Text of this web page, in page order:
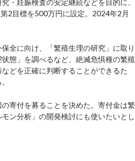
・妊娠検査の安定継続などを目的に、
2目標を500万円に設定。2024年2月
全に向け、「繁殖生理の研究」に取り
態」を調べるなど、絶滅危惧種の繁殖
どを正確に判断することができるた
寄付を募ることを決めた。寄付金は繁
ン分析」の開発検討にも使いたいとし